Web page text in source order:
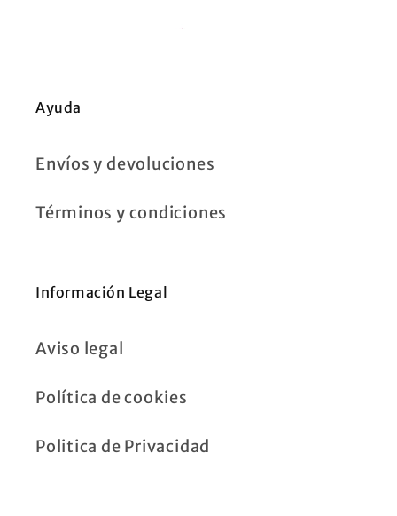
Ayuda
Envíos y devoluciones
Términos y condiciones
Información Legal
Aviso legal
Política de cookies
Politica de Privacidad